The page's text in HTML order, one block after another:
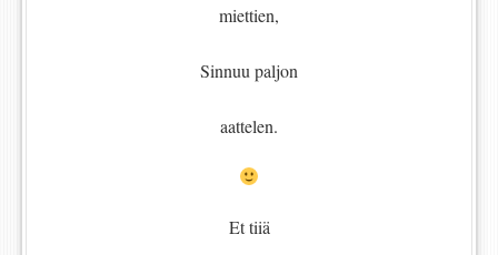
miettien,
Sinnuu paljon
aattelen.
Et tiiä